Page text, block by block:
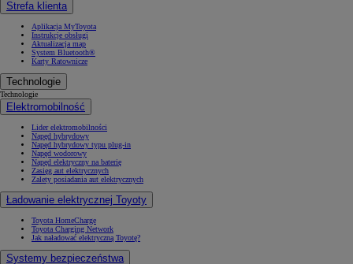
Strefa klienta
Aplikacja MyToyota
Instrukcje obsługi
Aktualizacja map
System Bluetooth®
Karty Ratownicze
Technologie
Technologie
Elektromobilność
Lider elektromobilności
Napęd hybrydowy
Napęd hybrydowy typu plug-in
Napęd wodorowy
Napęd elektryczny na baterię
Zasięg aut elektrycznych
Zalety posiadania aut elektrycznych
Ładowanie elektrycznej Toyoty
Toyota HomeCharge
Toyota Charging Network
Jak naładować elektryczną Toyotę?
Systemy bezpieczeństwa